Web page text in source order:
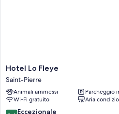
Hotel
Lo
Fleye
Saint-
Pierre
Hotel Lo Fleye
Saint-Pierre
Animali ammessi
Parcheggio
Wi-Fi gratuito
Aria
9.4 Eccezionale